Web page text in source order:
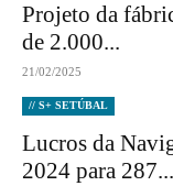
Projeto da
de 2.000...
21/02/2025
// S+ SETÚBAL
Lucros da
2024 para 287...